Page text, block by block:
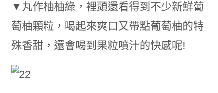
▼丸作柚柚綠，裡頭還看得到不少新鮮葡
萄柚顆粒，喝起來爽口又帶點葡萄柚的特
殊香甜，還會喝到果粒噴汁的快感呢!